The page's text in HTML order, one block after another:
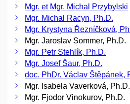
Mgr. et Mgr. Michal Przybylski
Mgr. Michal Racyn, Ph.D.
Mgr. Krystyna Řezníčková,
Mgr. Jaroslav Sommer, Ph.D.
Mgr. Petr Stehlík, Ph.D.
Mgr. Josef Šaur, Ph.D.
doc. PhDr. Václav Štěpánek,
Mgr. Isabela Vaverková, Ph.D.
Mgr. Fjodor Vinokurov, Ph.D.